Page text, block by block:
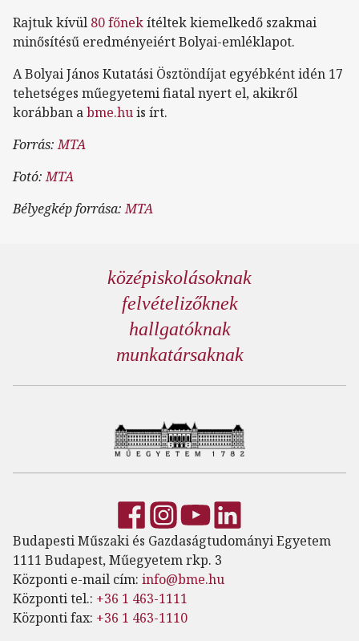
Rajtuk kívül 80 főnekítéltek kiemelkedő szakmai
minősítésű eredményeiért Bolyai-emléklapot.
A Bolyai János Kutatási Ösztöndíjat egyébként idén 17
tehetséges műegyetemi fiatal nyert el, akikről
korábban abme.huis írt.
Forrás:MTA
Fotó:MTA
Bélyegkép forrása:MTA
középiskolásoknak
felvételizőknek
hallgatóknak
munkatársaknak
Budapesti Műszaki és Gazdaságtudományi Egyetem
1111 Budapest, Műegyetem rkp. 3
Központi e-mail cím: info@bme.hu
Központi tel.: +36 1 463-1111
Központi fax: +36 1 463-1110